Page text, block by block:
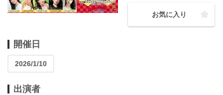
お気に入り
開催日
2026/1/10
出演者